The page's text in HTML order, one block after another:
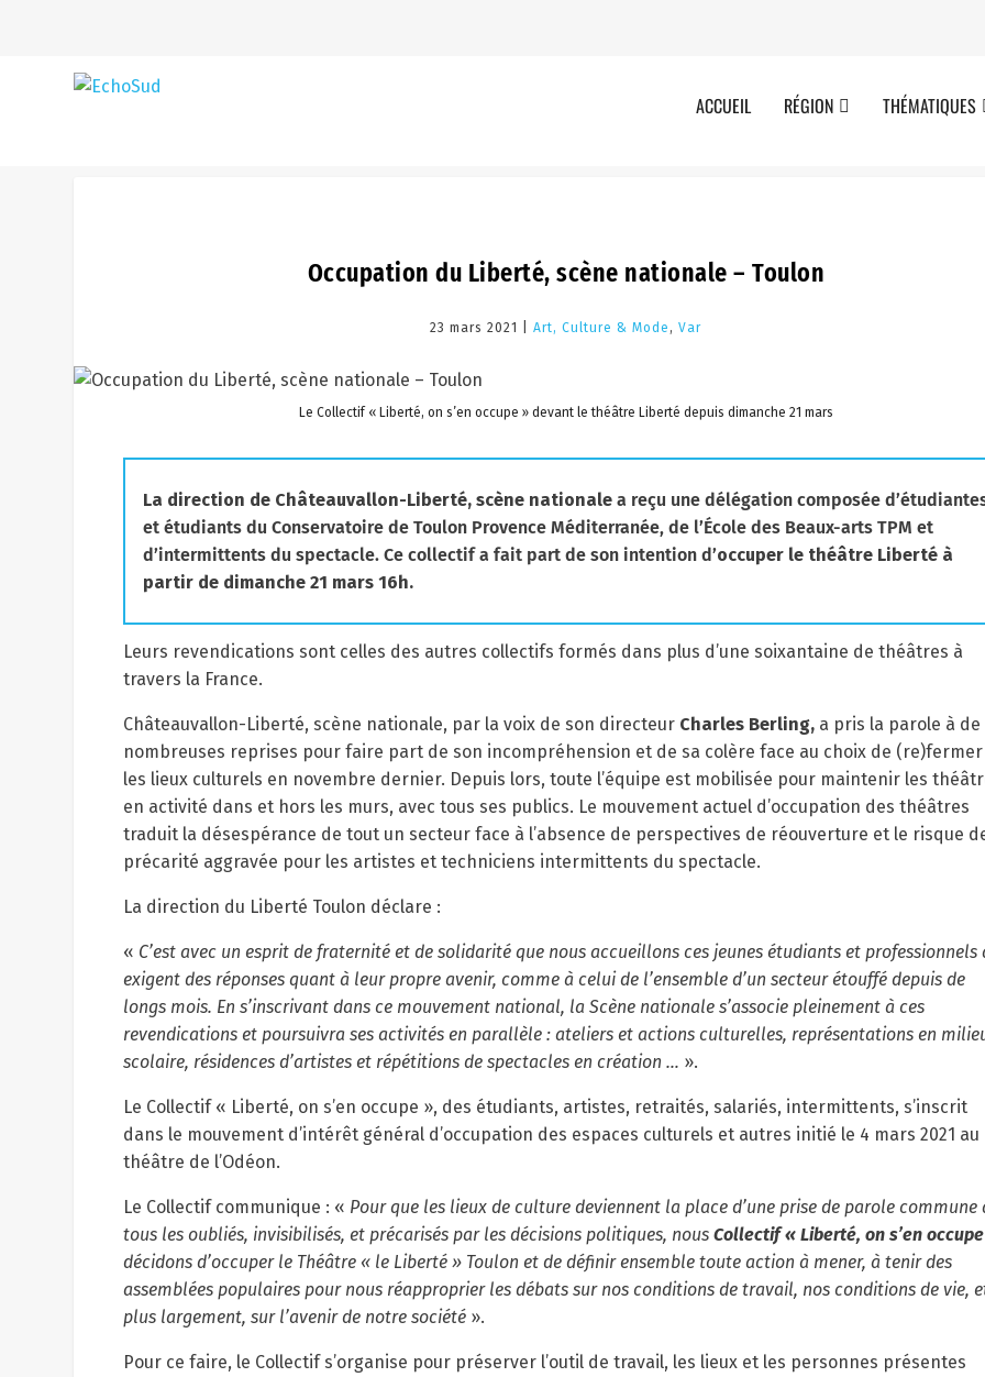
ACCUEIL RÉGION THÉMATIQUES
Occupation du Liberté, scène nationale – Toulon
23 mars 2021 |Art, Culture & Mode ,Var
Le Collectif « Liberté, on s’en occupe » devant le théâtre Liberté depuis dimanche 21 mars
La direction de Châteauvallon-Liberté, scène nationalea reçu une délégation composée
et étudiants du Conservatoire de Toulon Provence Méditerranée, de l’École des Beaux-arts TPM et
d’intermittents du spectacle. Ce collectif a fait part de son intention d’occuper le théâtre Liberté à
partir de dimanche 21 mars 16h.
Leurs revendications sont celles des autres collectifs formés dans plus d’une soixantaine de théâtres à
travers la France.
Châteauvallon-Liberté, scène nationale, par la voix de son directeurCharles Berling,a pris la parole à de
nombreuses reprises pour faire part de son incompréhension et de sa colère face au choix de (re)fermer
les lieux culturels en novembre dernier. Depuis lors, toute l’équipe est mobilisée pour maintenir les
en activité dans et hors les murs, avec tous ses publics. Le mouvement actuel d’occupation des théâtres
traduit la désespérance de tout un secteur face à l’absence de perspectives de réouverture et le risque
précarité aggravée pour les artistes et techniciens intermittents du spectacle.
La direction du Liberté Toulon déclare :
« C’est avec un esprit de fraternité et de solidarité que nous accueillons ces jeunes étudiants et professionnels
exigent des réponses quant à leur propre avenir, comme à celui de l’ensemble d’un secteur étouffé depuis de
longs mois. En s’inscrivant dans ce mouvement national, la Scène nationale s’associe pleinement à ces
revendications et poursuivra ses activités en parallèle : ateliers et actions culturelles, représentations en
scolaire, résidences d’artistes et répétitions de spectacles en création … ».
Le Collectif « Liberté, on s’en occupe », des étudiants, artistes, retraités, salariés, intermittents, s’inscrit
dans le mouvement d’intérêt général d’occupation des espaces culturels et autres initié le 4 mars 2021 au
théâtre de l’Odéon.
Le Collectif communique : « Pour que les lieux de culture deviennent la place d’une prise de parole commune
tous les oubliés, invisibilisés, et précarisés par les décisions politiques, nous Collectif « Liberté, on s’en
décidons d’occuper le Théâtre « le Liberté » Toulon et de définir ensemble toute action à mener, à tenir des
assemblées populaires pour nous réapproprier les débats sur nos conditions de travail, nos conditions de vie,
plus largement, sur l’avenir de notre société».
Pour ce faire, le Collectif s’organise pour préserver l’outil de travail, les lieux et les personnes présentes